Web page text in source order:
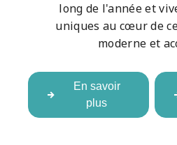
long de l'année et
uniques au cœur de
moderne et
En savoir
plus